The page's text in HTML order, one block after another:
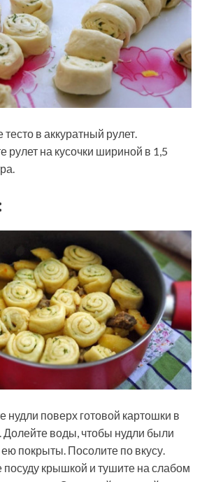
в аккуратный рулет.
рулет на кусочки шириной в 1,5
нудли поверх готовой картошки в
Долейте воды, чтобы нудли были
ею покрыты. Посолите по вкусу.
посуду крышкой и тушите на слабом